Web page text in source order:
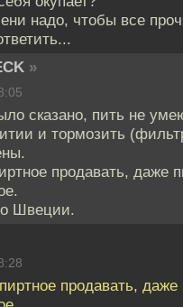
надо, чтобы все
»
сказано, пить не
и тормозить
продавать, даже
Швеции.
продавать,